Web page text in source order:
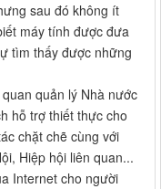
sau đó không ít
máy tính được đưa
tìm thấy được những
quản lý Nhà nước
hỗ trợ thiết thực cho
chặt chẽ cùng với
Hiệp hội liên quan...
Internet cho người